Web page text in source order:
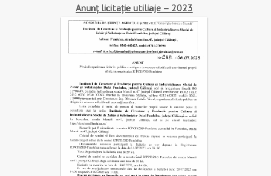
Anunț licitație utiliaje – 2023